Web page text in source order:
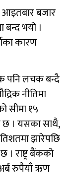
बजार
भयो ।
कारण
पनि लचक बन्दै
नीतिमा
सीमा १५
छ । यसका साथै,
झारेपछि
राष्ट्र बैंकको
रुपैयाँ ऋण